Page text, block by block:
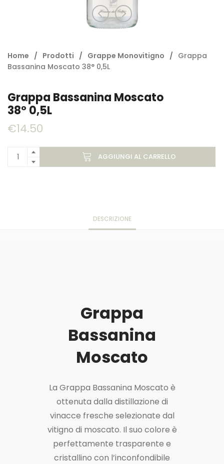
Home / Prodotti / Grappe Monovitigno / Grappa
Bassanina Moscato 38° 0,5L
Grappa Bassanina Moscato
38° 0,5L
€14.50
AGGIUNGI AL CARRELLO
DESCRIZIONE
Grappa
Bassanina
Moscato
La Grappa Bassanina Moscato è
ottenuta dalla distillazione di
vinacce fresche selezionate dal
vitigno di moscato. Il suo colore è
perfettamente trasparente e
cristallino con l’inconfondibile